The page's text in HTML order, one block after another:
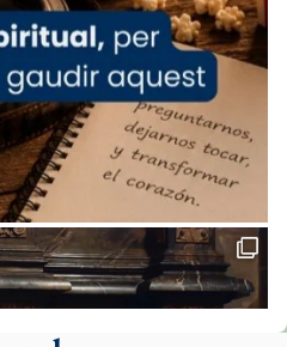
i Semproniana ens
de Tortosa, ha
juliol la missa de Les